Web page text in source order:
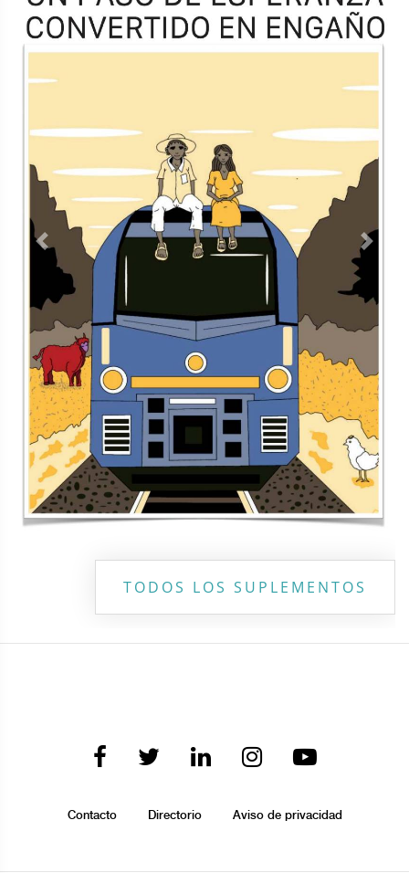
Previous Next
TODOS LOS SUPLEMENTOS
Contacto Directorio Aviso de privacidad